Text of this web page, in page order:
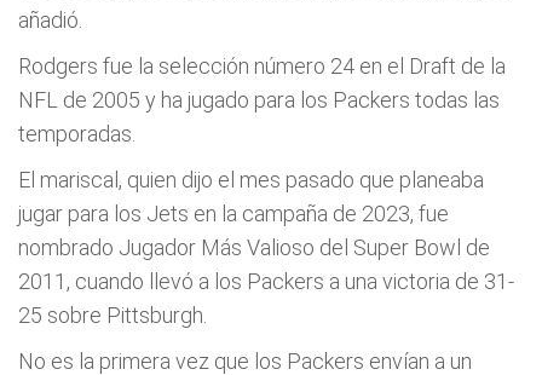
añadió.
Rodgers fue la selección número 24 en el Draft de la
NFL de 2005 y ha jugado para los Packers todas las
temporadas.
El mariscal, quien dijo el mes pasado que planeaba
jugar para los Jets en la campaña de 2023, fue
nombrado Jugador Más Valioso del Super Bowl de
2011, cuando llevó a los Packers a una victoria de 31-
25 sobre Pittsburgh.
No es la primera vez que los Packers envían a un